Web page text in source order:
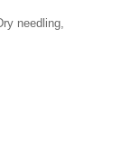
needling,